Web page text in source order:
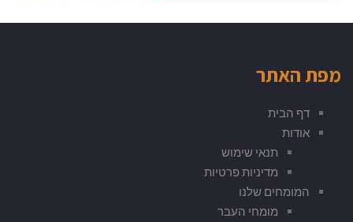
מפת האתר
דף הבית
אודות
תנאי שימוש
מדיניות פרטיות
המומחים שלנו
מומחי העבר